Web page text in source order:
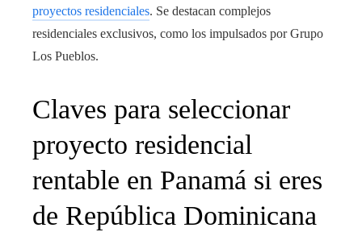
proyectos residenciales. Se destacan complejos
residenciales exclusivos, como los impulsados por Grupo
Los Pueblos.
Claves para seleccionar
proyecto residencial
rentable en Panamá si eres
de República Dominicana